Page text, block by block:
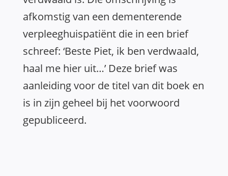
afkomstig van een dementerende
verpleeghuispatiënt die in een brief
schreef: ‘Beste Piet, ik ben verdwaald,
haal me hier uit…’ Deze brief was
aanleiding voor de titel van dit boek en
is in zijn geheel bij het voorwoord
gepubliceerd.